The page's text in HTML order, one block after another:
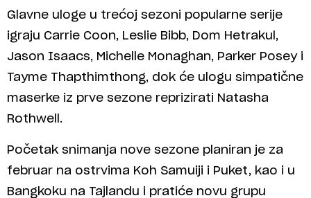
Glavne uloge u trećoj sezoni popularne serije
igraju Carrie Coon, Leslie Bibb, Dom Hetrakul,
Jason Isaacs, Michelle Monaghan, Parker Posey i
Tayme Thapthimthong, dok će ulogu simpatične
maserke iz prve sezone reprizirati Natasha
Rothwell.
Početak snimanja nove sezone planiran je za
februar na ostrvima Koh Samuiji i Puket, kao i u
Bangkoku na Tajlandu i pratiće novu grupu